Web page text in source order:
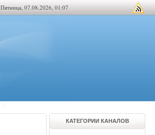
Пятница, 07.08.2026, 01:07
КАТЕГОРИИ КАНАЛОВ